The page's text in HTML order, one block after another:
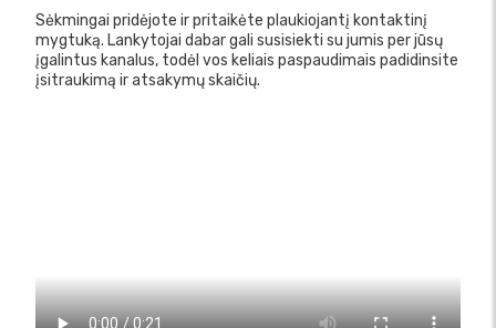
Sėkmingai pridėjote ir pritaikėte plaukiojantį kontaktinį
mygtuką. Lankytojai dabar gali susisiekti su jumis per jūsų
įgalintus kanalus, todėl vos keliais paspaudimais padidinsite
įsitraukimą ir atsakymų skaičių.